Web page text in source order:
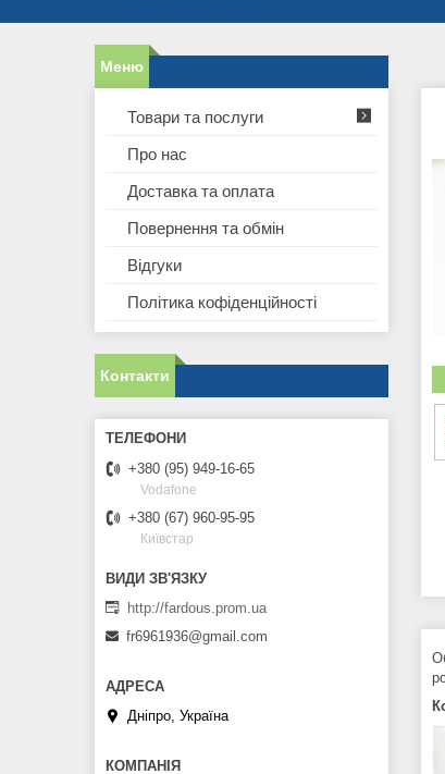
Товари та послуги
Про нас
Доставка та оплата
Повернення та обмін
Відгуки
Політика кофіденційності
Контакти
+380 (95) 949-16-65
Vodafone
+380 (67) 960-95-95
Київстар
http://fardous.prom.ua
fr6961936@gmail.com
Дніпро, Україна